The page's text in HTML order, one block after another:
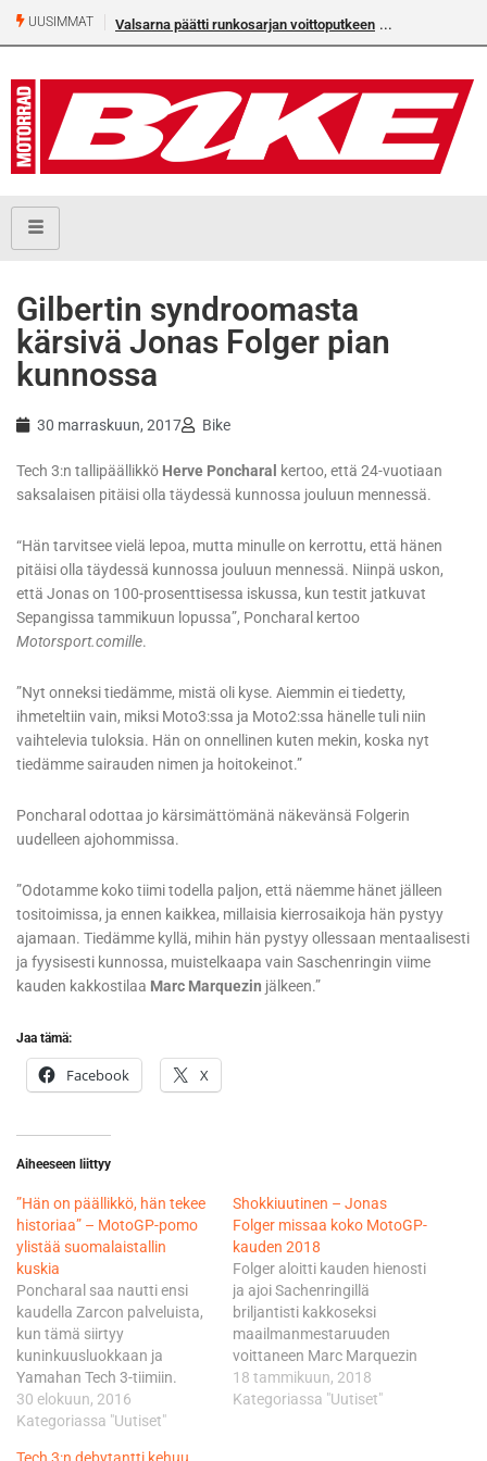
UUSIMMAT Valsarna päätti runkosarjan voittoputkeen
​Gilbertin syndroomasta
kärsivä Jonas Folger pian
kunnossa
30 marraskuun, 2017 Bike
Tech 3:n tallipäällikkö Herve Poncharal
kertoo, että 24-vuotiaan
saksalaisen pitäisi olla täydessä kunnossa jouluun mennessä.
“Hän tarvitsee vielä lepoa, mutta minulle on kerrottu, että hänen
pitäisi olla täydessä kunnossa jouluun mennessä. Niinpä uskon,
että Jonas on 100-prosenttisessa iskussa, kun testit jatkuvat
Sepangissa tammikuun lopussa”, Poncharal kertoo
Motorsport.comille.
”Nyt onneksi tiedämme, mistä oli kyse. Aiemmin ei tiedetty,
ihmeteltiin vain, miksi Moto3:ssa ja Moto2:ssa hänelle tuli niin
vaihtelevia tuloksia. Hän on onnellinen kuten mekin, koska nyt
tiedämme sairauden nimen ja hoitokeinot.”
Poncharal odottaa jo kärsimättömänä näkevänsä Folgerin
uudelleen ajohommissa.
”Odotamme koko tiimi todella paljon, että näemme hänet jälleen
tositoimissa, ja ennen kaikkea, millaisia kierrosaikoja hän pystyy
ajamaan. Tiedämme kyllä, mihin hän pystyy ollessaan mentaalisesti
ja fyysisesti kunnossa, muistelkaapa vain Saschenringin viime
kauden kakkostilaa Marc Marquezin jälkeen.”
Jaa tämä:
Facebook X
Aiheeseen liittyy
”Hän on päällikkö, hän tekee
historiaa” – MotoGP-pomo
ylistää suomalaistallin
kuskia
Poncharal saa nautti ensi
kaudella Zarcon palveluista,
kun tämä siirtyy
kuninkuusluokkaan ja
Yamahan Tech 3-tiimiin.
Poncharal on tosiaankin
vakuuttunut siitä, että Zarco
30 elokuun, 2016
Kategoriassa "Uutiset"
Shokkiuutinen – Jonas
Folger missaa koko MotoGP-
kauden 2018
Folger aloitti kauden hienosti
ja ajoi Sachenringillä
briljantisti kakkoseksi
maailmanmestaruuden
voittaneen Marc Marquezin
jälkeen. Sen jälkeen hänelle
iski raju väsymys ja kilpailuja
18 tammikuun, 2018
Kategoriassa "Uutiset"